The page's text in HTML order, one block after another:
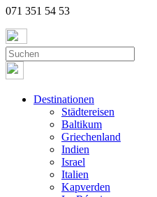
071 351 54 53
Destinationen
Städtereisen
Baltikum
Griechenland
Indien
Israel
Italien
Kapverden